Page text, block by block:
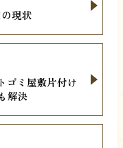
現状
ゴミ屋敷片付け
解決